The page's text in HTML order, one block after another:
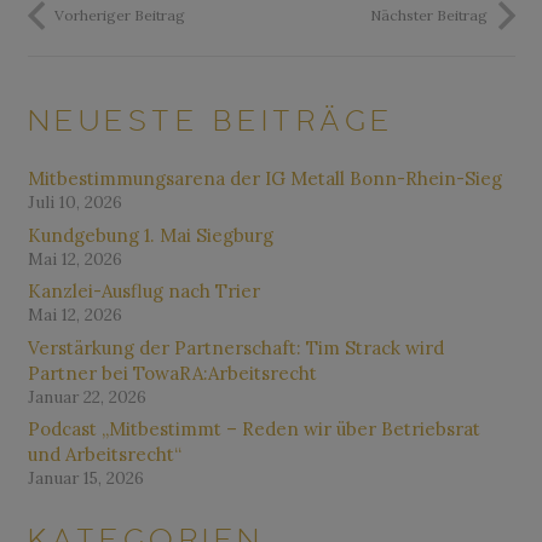
Vorheriger Beitrag Nächster Beitrag
NEUESTE BEITRÄGE
Mitbestimmungsarena der IG Metall Bonn-Rhein-Sieg
Juli 10, 2026
Kundgebung 1. Mai Siegburg
Mai 12, 2026
Kanzlei-Ausflug nach Trier
Mai 12, 2026
Verstärkung der Partnerschaft: Tim Strack wird
Partner bei TowaRA:Arbeitsrecht
Januar 22, 2026
Podcast „Mitbestimmt – Reden wir über Betriebsrat
und Arbeitsrecht“
Januar 15, 2026